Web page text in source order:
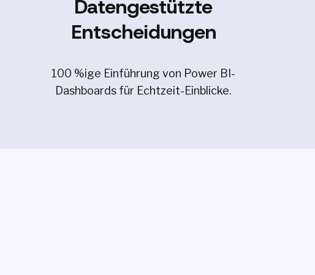
Datengestützte
Entscheidungen
100 %ige Einführung von Power BI-
Dashboards für Echtzeit-Einblicke.